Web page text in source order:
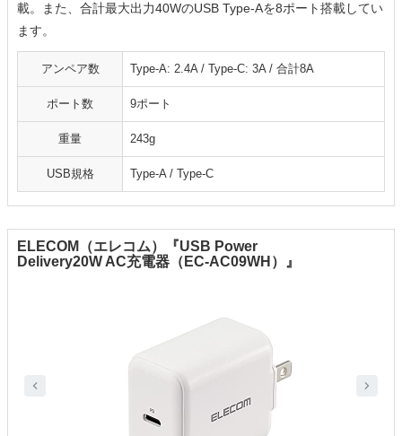
載。また、合計最大出力40WのUSB Type-Aを8ポート搭載してい
ます。
アンペア数 Type-A: 2.4A / Type-C: 3A / 合計8A
ポート数 9ポート
重量 243g
USB規格 Type-A / Type-C
ELECOM（エレコム）『USB Power
Delivery20W AC充電器（EC-AC09WH）』